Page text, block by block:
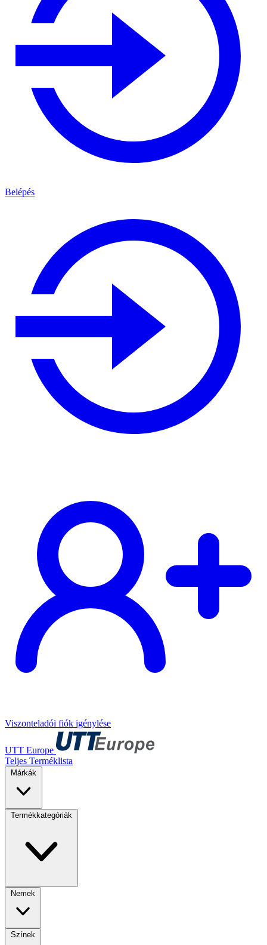
Belépés
Viszonteladói fiók igénylése
UTT Europe
Teljes Terméklista
Márkák
Termékkategóriák
Nemek
Színek